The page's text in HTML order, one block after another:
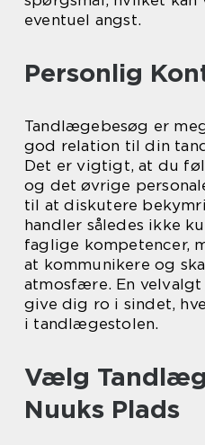
eventuel angst.
Personlig
Tandlægebesøg er
god relation til din
Det er vigtigt, at du
og det øvrige
til at diskutere
handler således ikke
faglige kompetencer,
at kommunikere og
atmosfære. En
give dig ro i sindet,
i tandlægestolen.
Vælg
Nuuks Plads